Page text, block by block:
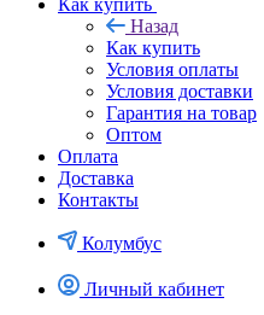
Как купить
Назад
Как купить
Условия оплаты
Условия доставки
Гарантия на товар
Оптом
Оплата
Доставка
Контакты
Колумбус
Личный кабинет